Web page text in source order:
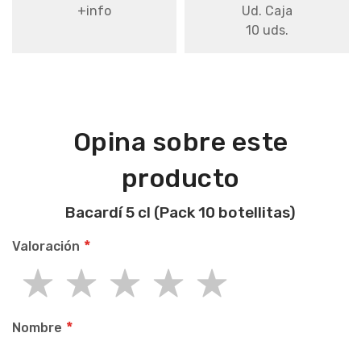
+info
Ud. Caja
10 uds.
Opina sobre este
producto
Bacardí 5 cl (Pack 10 botellitas)
Valoración
star
stars
stars
stars
stars
Nombre